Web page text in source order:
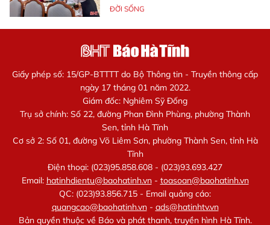
ĐỜI SỐNG
Giấy phép số: 15/GP-BTTTT do Bộ Thông tin - Truyền thông cấp
ngày 17 tháng 01 năm 2022.
Giám đốc: Nghiêm Sỹ Đống
Trụ sở chính: Số 22, đường Phan Đình Phùng, phường Thành
Sen, tỉnh Hà Tĩnh
Cơ sở 2: Số 01, đường Võ Liêm Sơn, phường Thành Sen, tỉnh Hà
Tĩnh
Điện thoại: (023)95.858.608 - (023)93.693.427
Email: hatinhdientu@baohatinh.vn- toasoan@baohatinh.vn
QC: (023)93.856.715 - Email quảng cáo:
quangcao@baohatinh.vn- ads@hatinhtv.vn
Bản quyền thuộc về Báo và phát thanh, truyền hình Hà Tĩnh.